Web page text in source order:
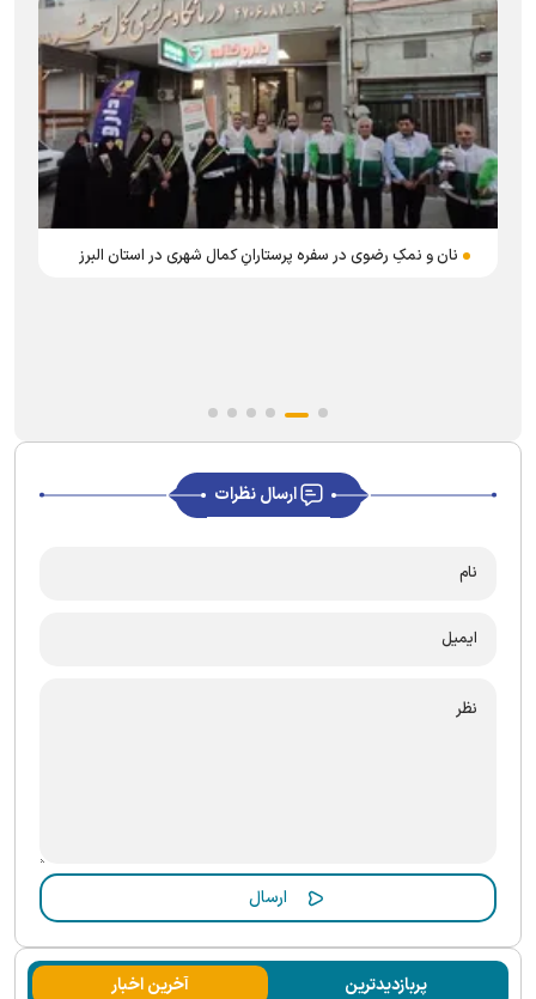
نان و نمکِ رضوی در سفره پرستارانِ کمال شهری در استان البرز
ارسال نظرات
پربازدیدترین آخرین اخبار